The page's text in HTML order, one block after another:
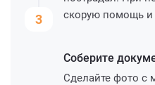
3
скорую помощь
Соберите
Сделайте фото с